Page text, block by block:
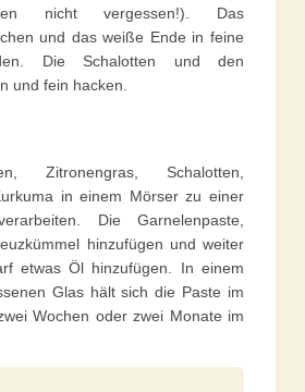
nicht vergessen!). Das
und das weiße Ende in feine
Die Schalotten und den
und fein hacken.
Zitronengras, Schalotten,
in einem Mörser zu einer
Die Garnelenpaste,
hinzufügen und weiter
etwas Öl hinzufügen. In einem
Glas hält sich die Paste im
Wochen oder zwei Monate im